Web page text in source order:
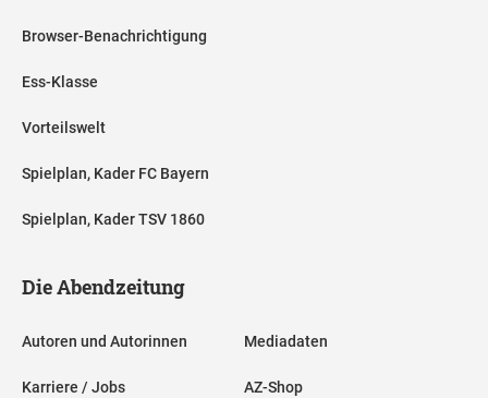
Browser-Benachrichtigung
Ess-Klasse
Vorteilswelt
Spielplan, Kader FC Bayern
Spielplan, Kader TSV 1860
Die Abendzeitung
Autoren und Autorinnen
Karriere / Jobs
Mediadaten
AZ-Shop